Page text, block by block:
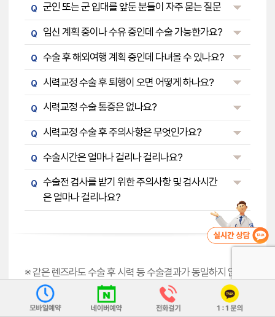
Q 군인 또는 군 입대를 앞둔 분들이 자주 묻는 질문
Q 임신 계획 중이나 수유 중인데 수술 가능한가요?
Q 수술 후 해외여행 계획 중인데 다녀올 수 있나요?
Q 시력교정 수술 후 퇴행이 오면 어떻게 하나요?
Q 시력교정 수술 통증은 없나요?
Q 시력교정 수술 후 주의사항은 무엇인가요?
Q 수술시간은 얼마나 걸리나 걸리나요?
Q
수술전 검사를 받기 위한 주의사항 및 검사시간
은 얼마나 걸리나요?
※ 같은 렌즈라도 수술 후 시력 등 수술결과가 동일하지 않을
수 있습니다. 수술 전 검사 후 본인에게 맞는 렌즈삽입수술을
신중하게 선택하세요.